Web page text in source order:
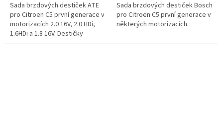
Sada brzdových destiček ATE
pro Citroen C5 první generace v
motorizacích 2.0 16V, 2.0 HDi,
1.6HDi a 1.8 16V. Destičky
ATE kvalitou i vlastnostmi
Sada brzdových destiček Bosch
pro Citroen C5 první generace v
některých motorizacích.